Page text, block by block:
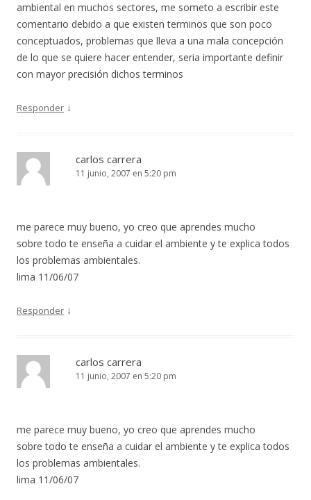
ambiental en muchos sectores, me someto a escribir este
comentario debido a que existen terminos que son poco
conceptuados, problemas que lleva a una mala concepción
de lo que se quiere hacer entender, seria importante definir
con mayor precisión dichos terminos
Responder ↓
carlos carrera
11 junio, 2007 en 5:20 pm
me parece muy bueno, yo creo que aprendes mucho
sobre todo te enseña a cuidar el ambiente y te explica todos
los problemas ambientales.
lima 11/06/07
Responder ↓
carlos carrera
11 junio, 2007 en 5:20 pm
me parece muy bueno, yo creo que aprendes mucho
sobre todo te enseña a cuidar el ambiente y te explica todos
los problemas ambientales.
lima 11/06/07